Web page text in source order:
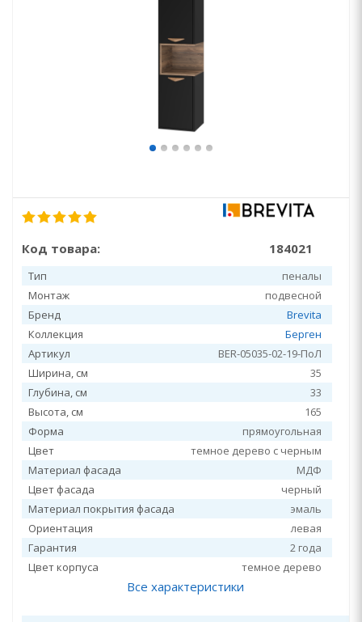
Код товара: 184021
Тип
пеналы
Монтаж
подвесной
Бренд
Brevita
Коллекция
Берген
Артикул
BER-05035-02-19-ПоЛ
Ширина, см
35
Глубина, см
33
Высота, см
165
Форма
прямоугольная
Цвет
темное дерево с черным
Материал фасада
МДФ
Цвет фасада
черный
Материал покрытия фасада
эмаль
Ориентация
левая
Гарантия
2 года
Цвет корпуса
темное дерево
Все характеристики